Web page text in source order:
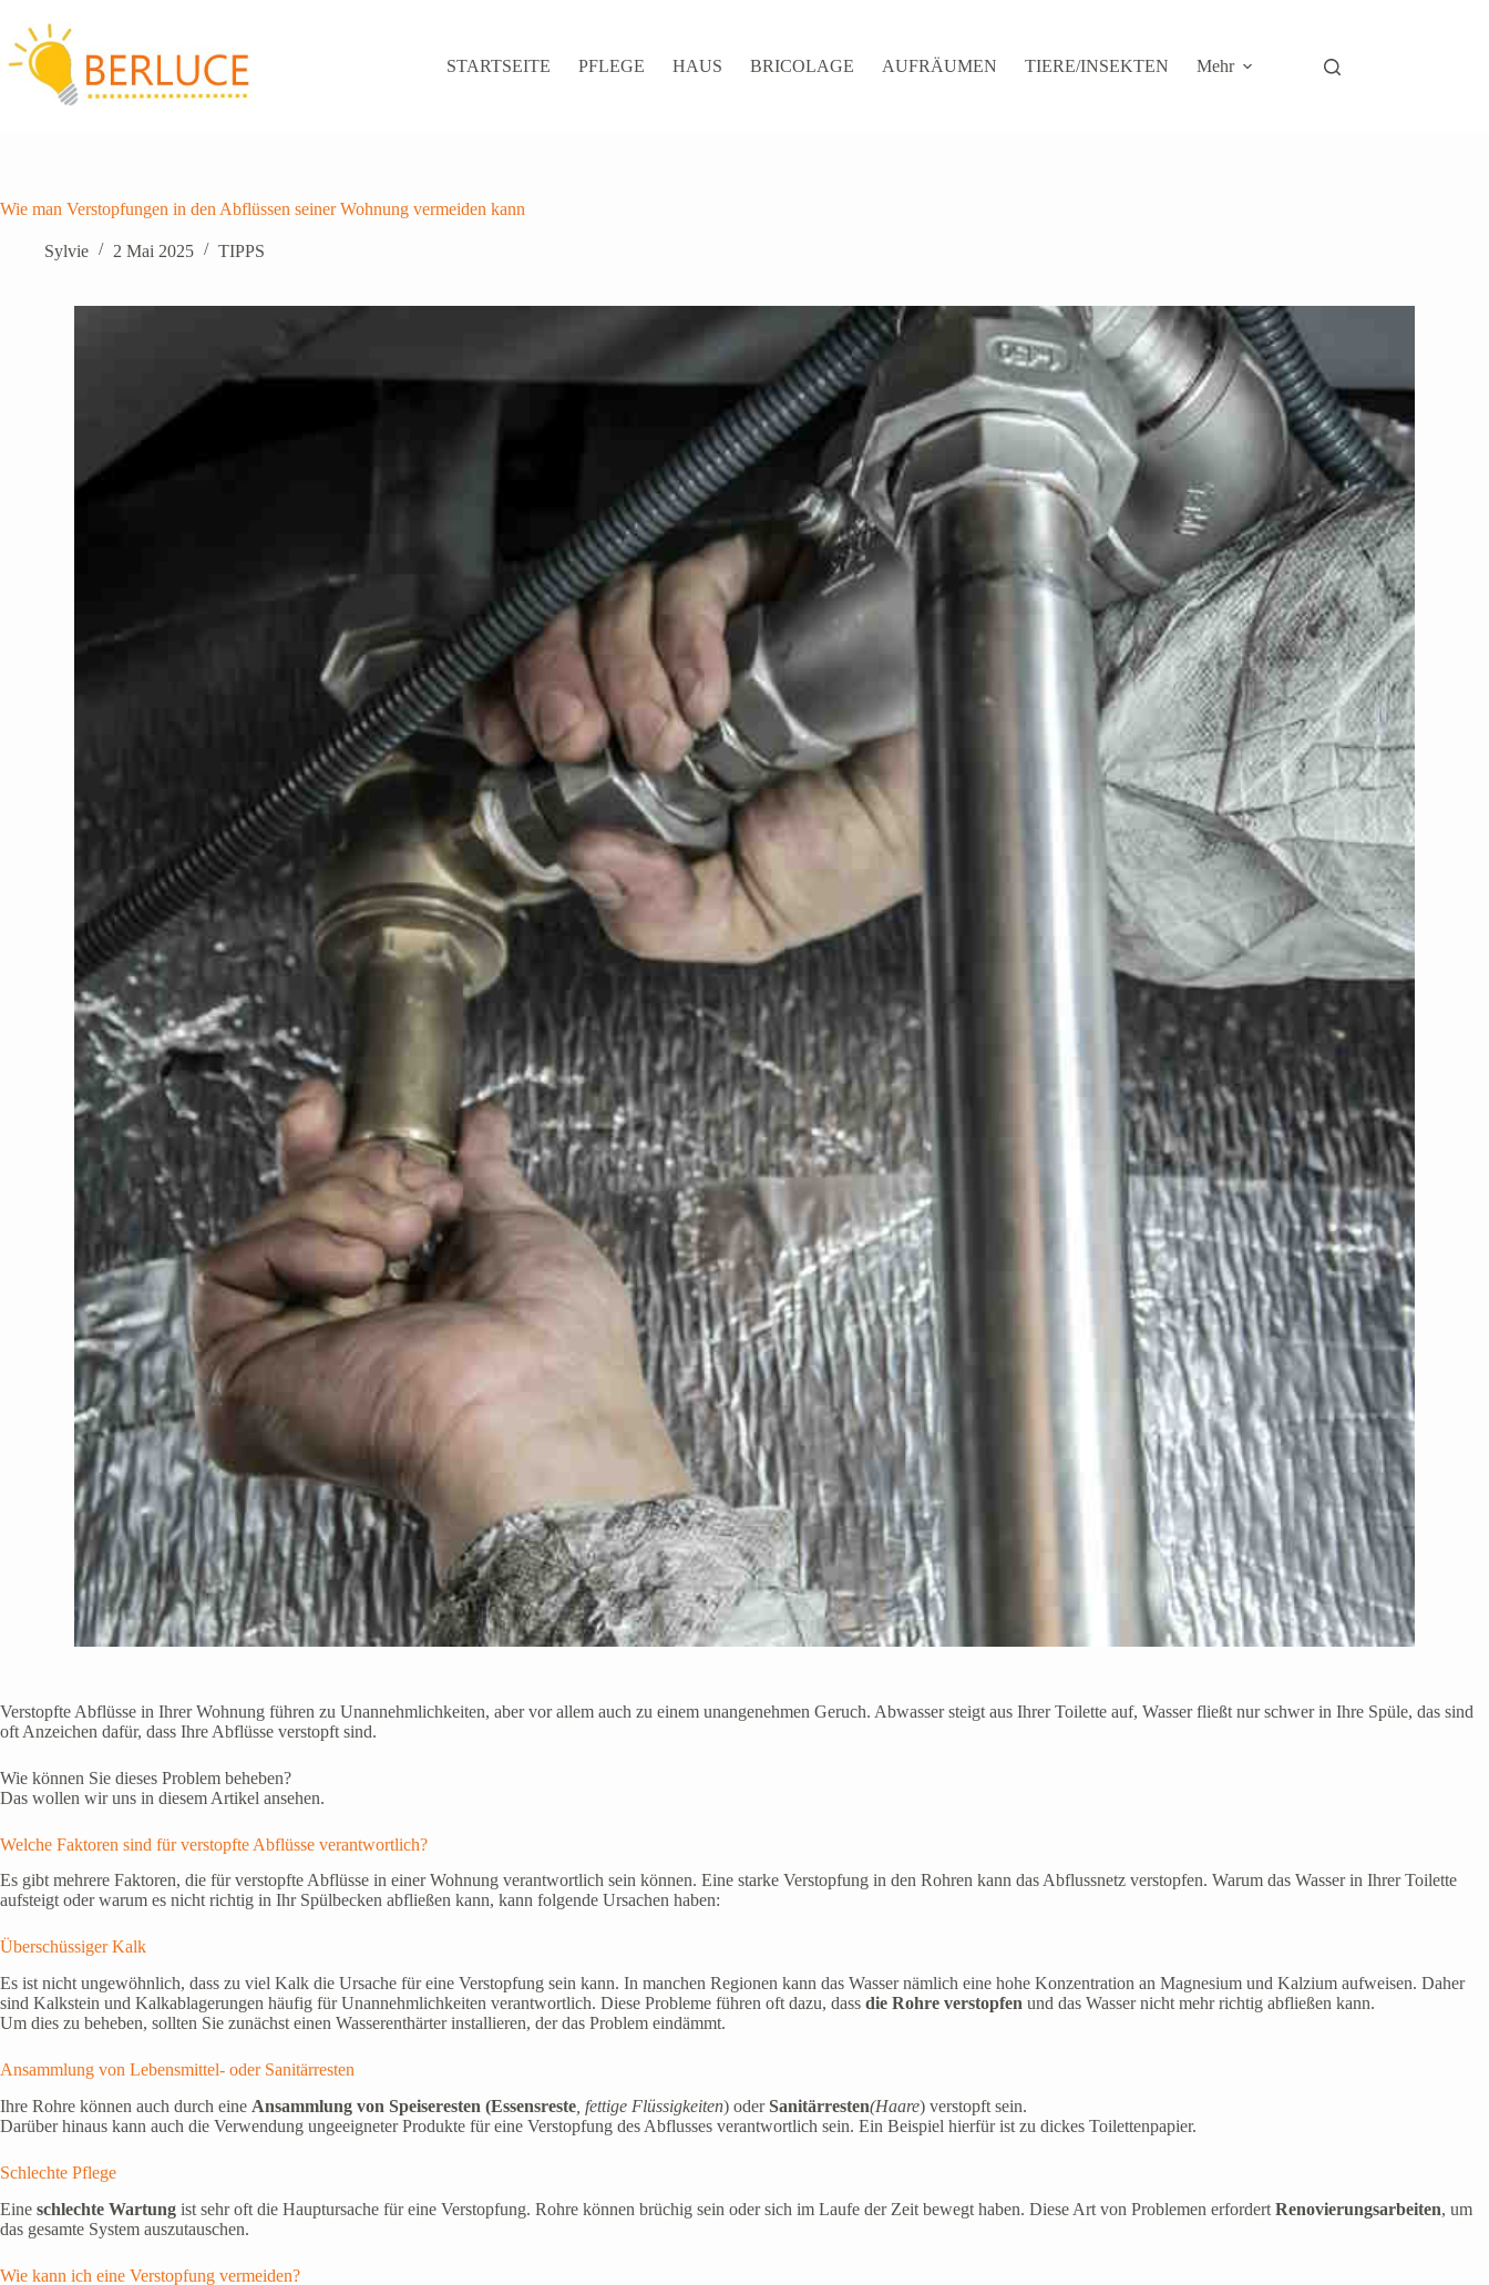
Inhalt
springen
STARTSEITE
PFLEGE HAUS BRICOLAGE AUFRÄUMEN TIERE/INSEKTEN Mehr
Wie man Verstopfungen in den Abflüssen seiner Wohnung vermeiden kann
Sylvie 2 Mai 2025 TIPPS
Verstopfte Abflüsse in Ihrer Wohnung führen zu Unannehmlichkeiten, aber vor allem auch zu einem unangenehmen Geruch. Abwasser steigt aus Ihrer Toilette auf, Wasser fließt nur schwer in Ihre Spüle, das sind
oft Anzeichen dafür, dass Ihre Abflüsse verstopft sind.
Wie können Sie dieses Problem beheben?
Das wollen wir uns in diesem Artikel ansehen.
Welche Faktoren sind für verstopfte Abflüsse verantwortlich?
Es gibt mehrere Faktoren, die für verstopfte Abflüsse in einer Wohnung verantwortlich sein können. Eine starke Verstopfung in den Rohren kann das Abflussnetz verstopfen. Warum das Wasser in Ihrer Toilette
aufsteigt oder warum es nicht richtig in Ihr Spülbecken abfließen kann, kann folgende Ursachen haben:
Überschüssiger Kalk
Es ist nicht ungewöhnlich, dass zu viel Kalk die Ursache für eine Verstopfung sein kann. In manchen Regionen kann das Wasser nämlich eine hohe Konzentration an Magnesium und Kalzium aufweisen. Daher
sind Kalkstein und Kalkablagerungen häufig für Unannehmlichkeiten verantwortlich. Diese Probleme führen oft dazu, dass die Rohre verstopfen und das Wasser nicht mehr richtig abfließen kann.
Um dies zu beheben, sollten Sie zunächst einen Wasserenthärter installieren, der das Problem eindämmt.
Ansammlung von Lebensmittel- oder Sanitärresten
Ihre Rohre können auch durch eine Ansammlung von Speiseresten (Essensreste , fettige Flüssigkeiten) oderSanitärresten(Haare) verstopft sein.
Darüber hinaus kann auch die Verwendung ungeeigneter Produkte für eine Verstopfung des Abflusses verantwortlich sein. Ein Beispiel hierfür ist zu dickes Toilettenpapier.
Schlechte Pflege
Eine schlechte Wartung ist sehr oft die Hauptursache für eine Verstopfung. Rohre können brüchig sein oder sich im Laufe der Zeit bewegt haben. Diese Art von Problemen erfordert Renovierungsarbeiten, um
das gesamte System auszutauschen.
Wie kann ich eine Verstopfung vermeiden?